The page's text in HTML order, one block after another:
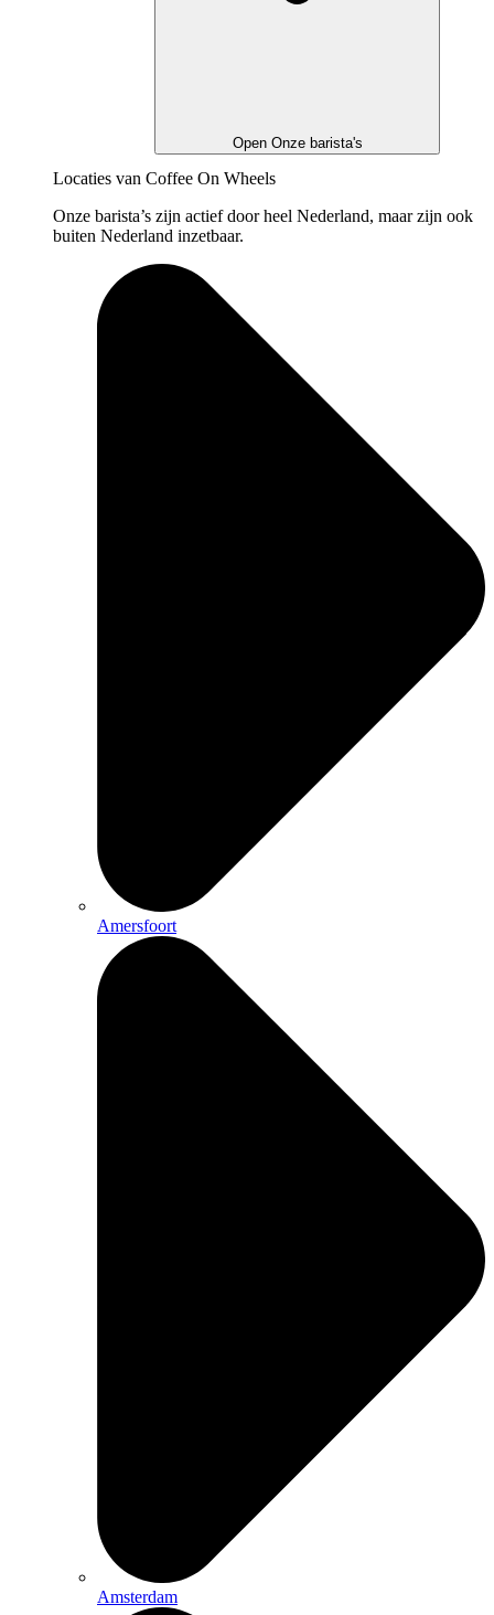
Open Onze barista's
Locaties van Coffee On Wheels
Onze barista’s zijn actief door heel Nederland, maar zijn ook
buiten Nederland inzetbaar.
Amersfoort
Amsterdam